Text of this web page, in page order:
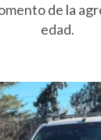
de la
edad.